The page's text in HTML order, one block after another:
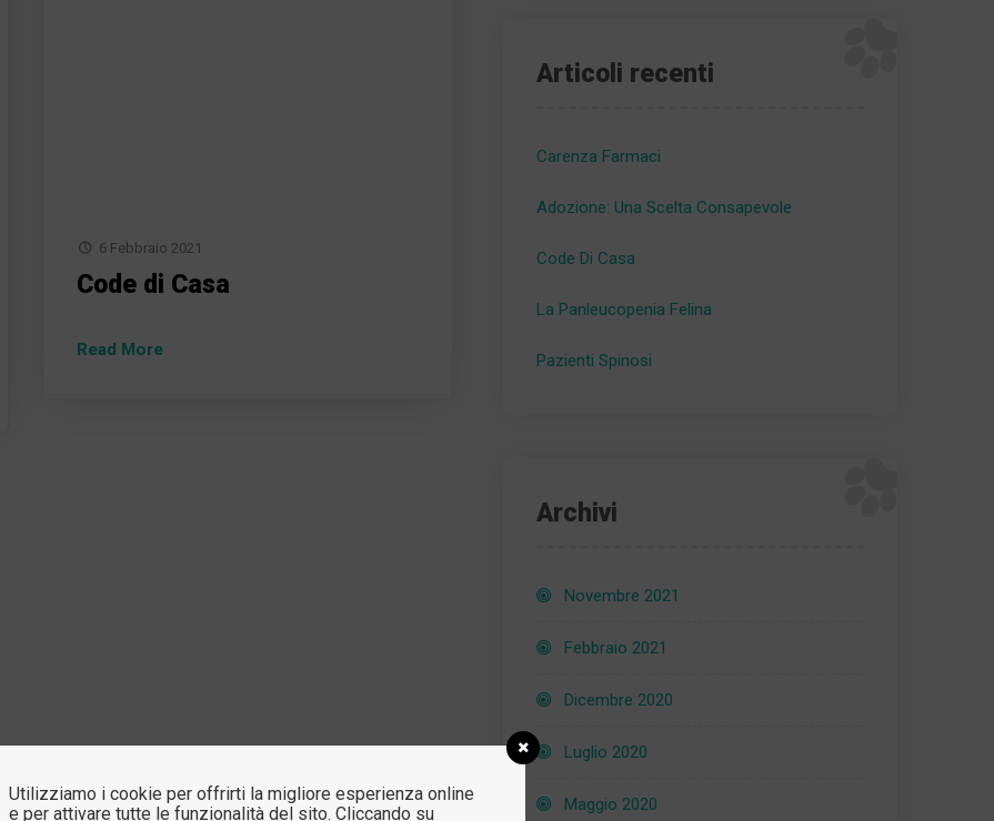
6 Febbraio 2021
Code di Casa
Read More
Articoli recenti
Carenza Farmaci
Adozione: Una Scelta Consapevole
Code Di Casa
La Panleucopenia Felina
Pazienti Spinosi
Archivi
Novembre 2021
Febbraio 2021
Dicembre 2020
Luglio 2020
Maggio 2020
Utilizziamo i cookie per offrirti la migliore esperienza online
e per attivare tutte le funzionalità del sito. Cliccando su